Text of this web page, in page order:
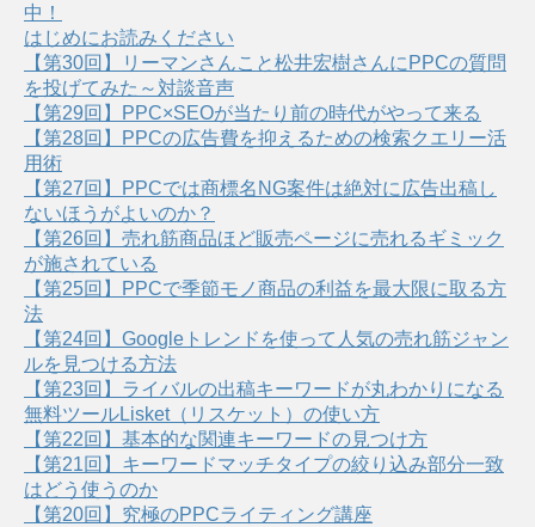
中！
はじめにお読みください
【第30回】リーマンさんこと松井宏樹さんにPPCの質問
を投げてみた～対談音声
【第29回】PPC×SEOが当たり前の時代がやって来る
【第28回】PPCの広告費を抑えるための検索クエリー活
用術
【第27回】PPCでは商標名NG案件は絶対に広告出稿し
ないほうがよいのか？
【第26回】売れ筋商品ほど販売ページに売れるギミック
が施されている
【第25回】PPCで季節モノ商品の利益を最大限に取る方
法
【第24回】Googleトレンドを使って人気の売れ筋ジャン
ルを見つける方法
【第23回】ライバルの出稿キーワードが丸わかりになる
無料ツールLisket（リスケット）の使い方
【第22回】基本的な関連キーワードの見つけ方
【第21回】キーワードマッチタイプの絞り込み部分一致
はどう使うのか
【第20回】究極のPPCライティング講座